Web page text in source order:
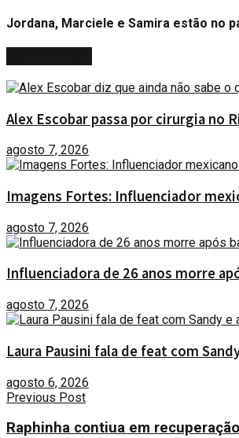
Jordana, Marciele e Samira estão no
Alex Escobar passa por cirurgia no
agosto 7, 2026
Imagens Fortes: Influenciador
agosto 7, 2026
Influenciadora de 26 anos morre
agosto 7, 2026
Laura Pausini fala de feat com
agosto 6, 2026
Previous Post
Raphinha contiua em